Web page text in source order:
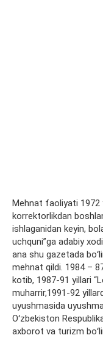
Mehnat faoliyati 1972
korrektorlikdan
ishlaganidan keyin,
uchquni”ga adabiy
ana shu gazetada
mehnat qildi. 1984 –
kotib, 1987-91 yillari
muharrir,1991-92
uyushmasida
Oʻzbekiston
axborot va turizm